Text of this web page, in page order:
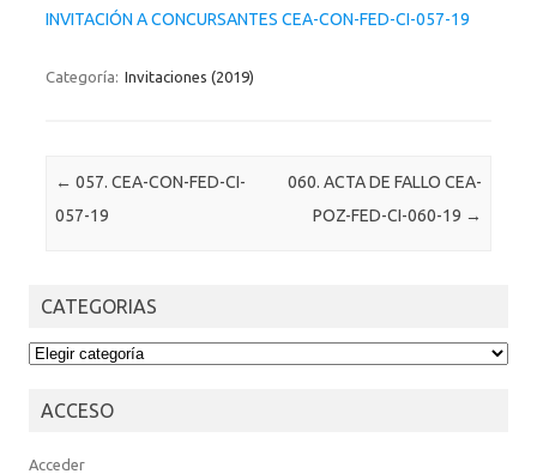
INVITACIÓN A CONCURSANTES CEA-CON-FED-CI-057-19
Categoría: Invitaciones (2019)
Post navigation
← 057. CEA-CON-FED-CI-
057-19
060. ACTA DE FALLO CEA-
POZ-FED-CI-060-19 →
CATEGORIAS
CATEGORIAS
ACCESO
Acceder